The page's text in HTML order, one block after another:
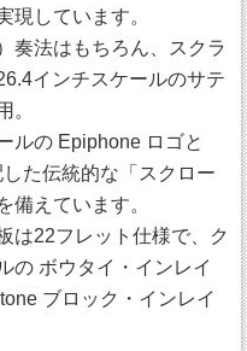
現しています。
奏法はもちろん、スクラ
インチスケールのサテ
。
ルの Epiphone ロゴと
た伝統的な「スクロー
備えています。
は22フレット仕様で、ク
の ボウタイ・インレイ
ブロック・インレイ